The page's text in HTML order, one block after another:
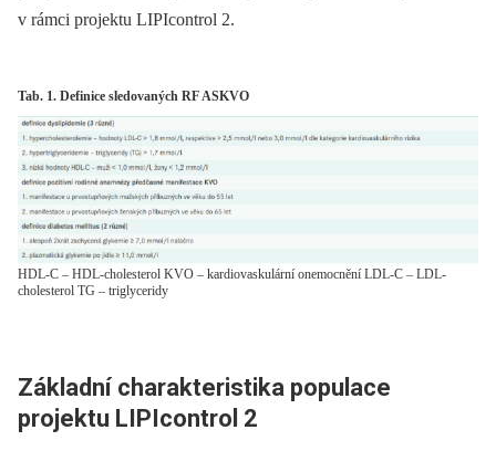
v rámci projektu LIPIcontrol 2.
Tab. 1. Definice sledovaných RF ASKVO
HDL-C – HDL-cholesterol KVO – kardiovaskulární onemocnění LDL-C – LDL-
cholesterol TG – triglyceridy
Základní charakteristika populace
projektu LIPIcontrol 2